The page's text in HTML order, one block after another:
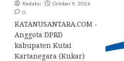
Redaksi
October 9, 2024
0
KATANUSANTARA.COM -
Anggota DPRD
kabupaten Kutai
Kartanegara (Kukar)